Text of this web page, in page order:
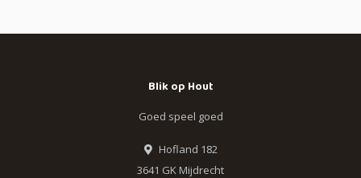
Blik op Hout
Goed speel goed
Hofland 182
3641 GK Mijdrecht